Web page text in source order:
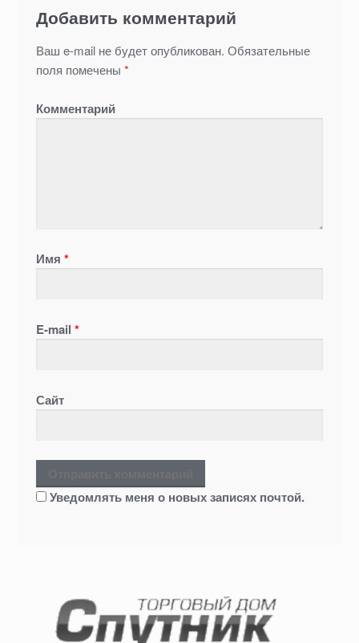
Добавить комментарий
Ваш e-mail не будет опубликован. Обязательные
поля помечены*
Комментарий
Имя*
E-mail*
Сайт
Уведомлять меня о новых записях почтой.